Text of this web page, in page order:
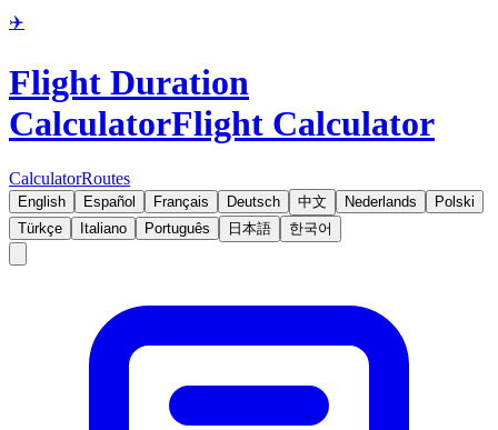
✈️
Flight Duration
CalculatorFlight Calculator
CalculatorRoutes
English Español Français Deutsch 中文 Nederlands
Polski
Türkçe
Italiano Português 日本語 한국어